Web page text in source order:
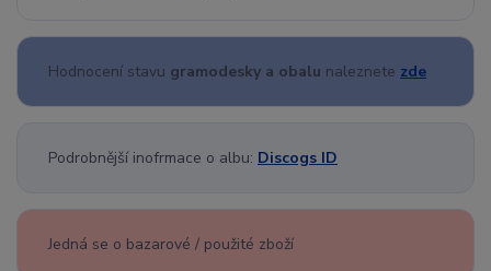
Hodnocení stavu gramodesky a obalu naleznete zde
Podrobnější inofrmace o albu: Discogs ID
Jedná se o bazarové / použité zboží